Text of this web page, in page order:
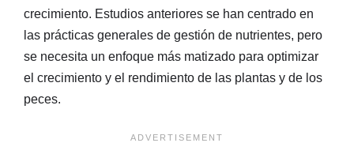
crecimiento. Estudios anteriores se han centrado en
las prácticas generales de gestión de nutrientes, pero
se necesita un enfoque más matizado para optimizar
el crecimiento y el rendimiento de las plantas y de los
peces.